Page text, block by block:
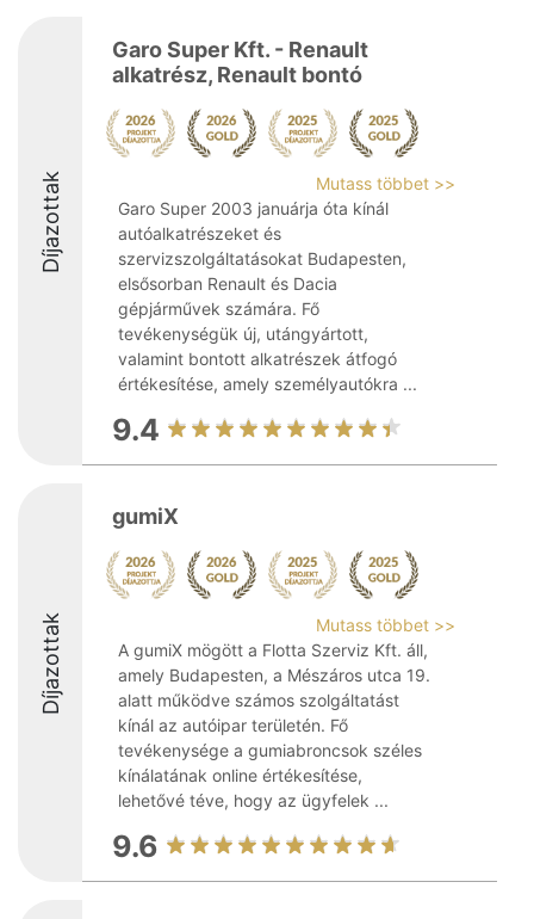
Díjazottak
Garo Super Kft. - Renault
alkatrész, Renault bontó
Mutass többet >>
Garo Super 2003 januárja óta kínál
autóalkatrészeket és
szervizszolgáltatásokat Budapesten,
elsősorban Renault és Dacia
gépjárművek számára. Fő
tevékenységük új, utángyártott,
valamint bontott alkatrészek átfogó
értékesítése, amely személyautókra ...
9.4
Díjazottak
gumiX
Mutass többet >>
A gumiX mögött a Flotta Szerviz Kft. áll,
amely Budapesten, a Mészáros utca 19.
alatt működve számos szolgáltatást
kínál az autóipar területén. Fő
tevékenysége a gumiabroncsok széles
kínálatának online értékesítése,
lehetővé téve, hogy az ügyfelek ...
9.6